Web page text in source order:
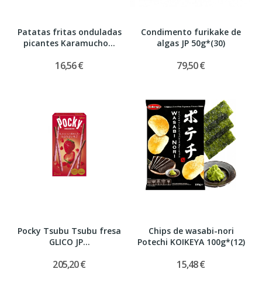
Patatas fritas onduladas
picantes Karamucho...
16,56 €
Condimento furikake de
algas JP 50g*(30)
79,50 €
Pocky Tsubu Tsubu fresa
GLICO JP...
205,20 €
Chips de wasabi-nori
Potechi KOIKEYA 100g*(12)
15,48 €